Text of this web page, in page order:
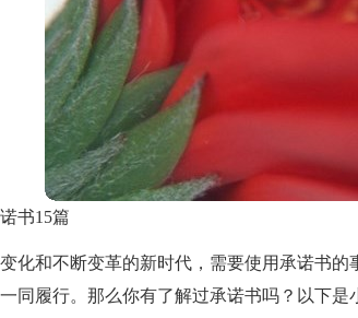
书15篇
化和不断变革的新时代，需要使用承诺书
同履行。那么你有了解过承诺书吗？以下是